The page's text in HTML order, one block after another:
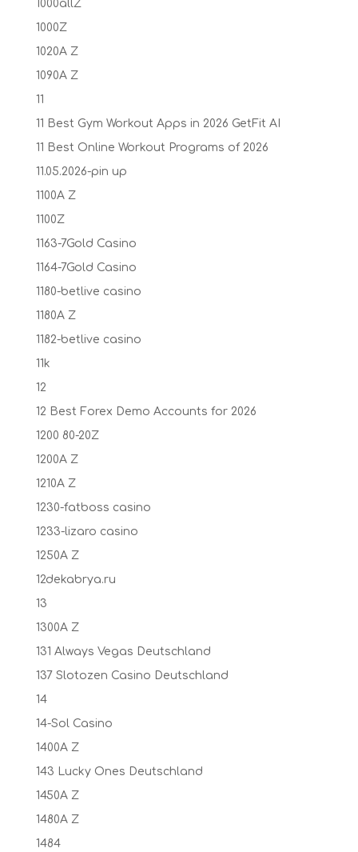
1000allZ
1000Z
1020A Z
1090A Z
11
11 Best Gym Workout Apps in 2026 GetFit AI
11 Best Online Workout Programs of 2026
11.05.2026-pin up
1100A Z
1100Z
1163-7Gold Casino
1164-7Gold Casino
1180-betlive casino
1180A Z
1182-betlive casino
11k
12
12 Best Forex Demo Accounts for 2026
1200 80-20Z
1200A Z
1210A Z
1230-fatboss casino
1233-lizaro casino
1250A Z
12dekabrya.ru
13
1300A Z
131 Always Vegas Deutschland
137 Slotozen Casino Deutschland
14
14-Sol Casino
1400A Z
143 Lucky Ones Deutschland
1450A Z
1480A Z
1484